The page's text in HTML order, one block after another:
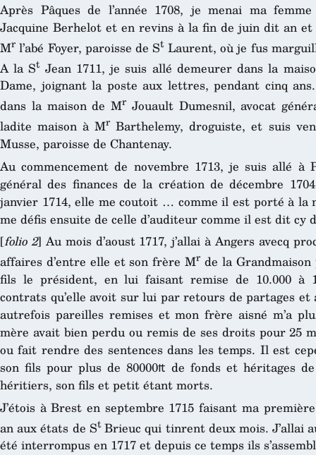
Après Pâques de l’année 1708, je menai ma
Jacquine Berhelot et en revins à la fin de juin dit an et
Mr l’abé Foyer, paroisse de StLaurent, où je fus
A la StJean 1711, je suis allé demeurer dans la
Dame, joignant la poste aux lettres, pendant cinq
dans la maison de Mr Jouault Dumesnil, avocat
ladite maison à Mr Barthelemy, droguiste, et suis
Musse, paroisse de Chantenay.
Au commencement de novembre 1713, je suis allé à
général des finances de la création de décembre
janvier 1714, elle me coutoit … comme il est porté à la
me défis ensuite de celle d’auditeur comme il est dit cy
[folio 2] Au mois d’aoust 1717, j’allai à Angers avecq
affaires d’entre elle et son frère Mr de la
fils le président, en lui faisant remise de 10.000 à
contrats qu’elle avoit sur lui par retours de partages
autrefois pareilles remises et mon frère aisné m’a
mère avait bien perdu ou remis de ses droits pour 25
ou fait rendre des sentences dans les temps. Il est
son fils pour plus de 80000₶ de fonds et héritages
héritiers, son fils et petit étant morts.
J’étois à Brest en septembre 1715 faisant ma
an aux états de StBrieuc qui tinrent deux mois. J’allai
été interrompus en 1717 et depuis ce temps ils